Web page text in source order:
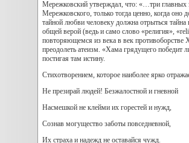
Мережковский утверждал, что: «…три главных
Мережковского, только тогда ценно, когда
тайной любви человеку должна отрыться
общей верой (ведь и само слово «религия»,
повторяющемся из века в век
преодолеть атеизм. «Хама грядущего
постигая там истину.
Стихотворением, которое наиболее ярко
Не презирай людей! Безжалостной и гневной
Насмешкой не клейми их горестей и нужд,
Сознав могущество заботы повседневной,
Их страха и надежд не оставайся чужд.